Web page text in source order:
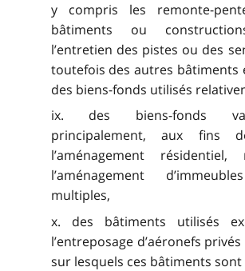
y compris les remonte-
bâtiments ou
l’entretien des pistes ou des
toutefois des autres bâtiments
des biens-fonds utilisés
ix. des biens-fonds
principalement, aux fins
l’aménagement
l’aménagement
multiples,
x. des bâtiments utilisés
l’entreposage d’aéronefs
sur lesquels ces bâtiments sont